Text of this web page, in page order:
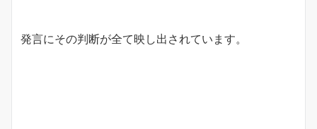
発言にその判断が全て映し出されています。